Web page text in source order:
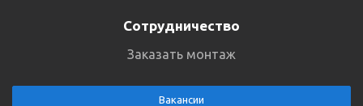
Сотрудничество
Заказать монтаж
Вакансии